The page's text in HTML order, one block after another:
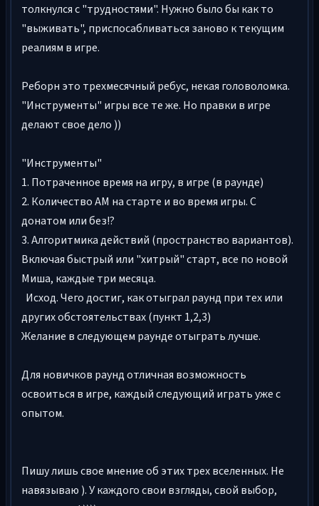
толкнулся с "трудностями". Нужно было бы как то
"выживать", приспосабливаться заново к текущим
реалиям в игре.
Реборн это трехмесячный ребус, некая головоломка.
"Инструменты" игры все те же. Но правки в игре
делают свое дело ))
"Инструменты"
1. Потраченное время на игру, в игре (в раунде)
2. Количество АМ на старте и во время игры. С
донатом или без!?
3. Алгоритмика действий (пространство вариантов).
Включая быстрый или "хитрый" старт, все по новой
Миша, каждые три месяца.
Исход. Чего достиг, как отыграл раунд при тех или
других обстоятельствах (пункт 1,2,3)
Желание в следующем раунде отыграть лучше.
Для новичков раунд отличная возможность
освоиться в игре, каждый следующий играть уже с
опытом.
Пишу лишь свое мнение об этих трех вселенных. Не
навязываю ). У каждого свои взгляды, свой выбор,